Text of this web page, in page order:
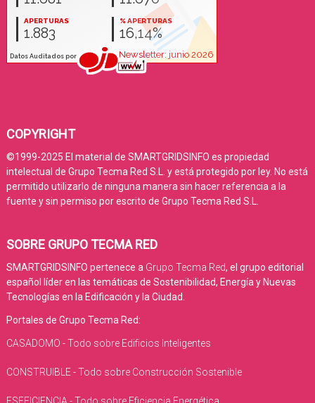
COPYRIGHT
©1999-2025 El material de SMARTGRIDSINFO es propiedad
intelectual de Grupo Tecma Red S.L. y está protegido por ley. No está
permitido utilizarlo de ninguna manera sin hacer referencia a la
fuente y sin permiso por escrito de Grupo Tecma Red S.L.
SOBRE GRUPO TECMA RED
SMARTGRIDSINFO pertenece a Grupo Tecma Red, el grupo editorial
español líder en las temáticas de Sostenibilidad, Energía y Nuevas
Tecnologías en la Edificación y la Ciudad.
Portales de Grupo Tecma Red:
CASADOMO - Todo sobre Edificios Inteligentes
CONSTRUIBLE - Todo sobre Construcción Sostenible